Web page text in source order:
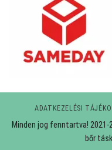
ADATKEZELÉSI
Minden jog fenntartva!
bőr